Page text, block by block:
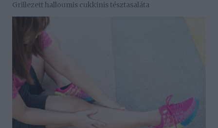
Grillezett halloumis cukkinis tésztasaláta